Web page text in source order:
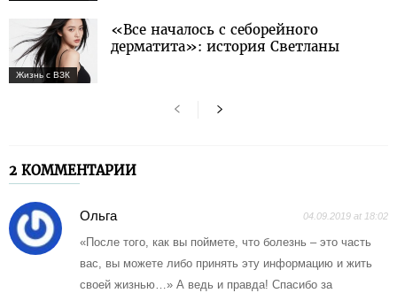
Жизнь с ВЗК
«Все началось с себорейного
дерматита»: история Светланы
2 КОММЕНТАРИИ
Ольга 04.09.2019 at 18:02
«После того, как вы поймете, что болезнь – это часть
вас, вы можете либо принять эту информацию и жить
своей жизнью…» А ведь и правда! Спасибо за